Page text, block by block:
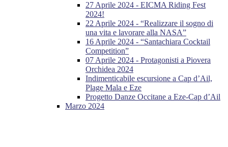
27 Aprile 2024 - EICMA Riding Fest
2024!
22 Aprile 2024 - “Realizzare il sogno di
una vita e lavorare alla NASA”
16 Aprile 2024 - “Santachiara Cocktail
Competition”
07 Aprile 2024 - Protagonisti a Piovera
Orchidea 2024
Indimenticabile escursione a Cap d’Ail,
Plage Mala e Eze
Progetto Danze Occitane a Eze-Cap d’Ail
Marzo 2024